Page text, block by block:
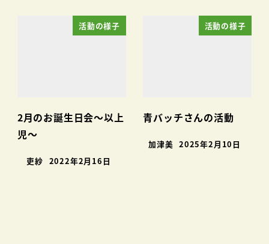
活動の様子
2月のお誕生日会～以上
児～
吏紗 2022年2月16日
活動の様子
青バッチさんの活動
加津美 2025年2月10日